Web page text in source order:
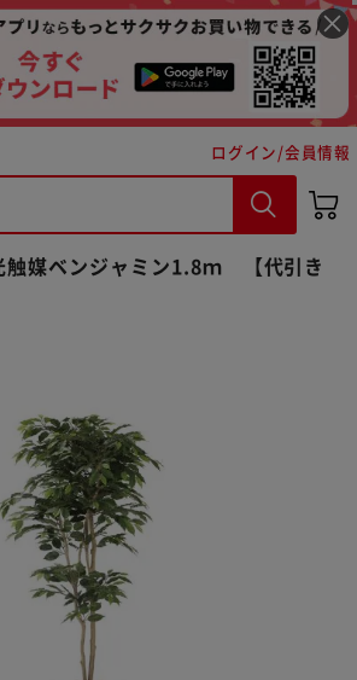
ログイン/会員情報
媒ベンジャミン1.8ｍ 【代引き
さい